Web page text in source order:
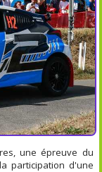
une épreuve du
participation d'une